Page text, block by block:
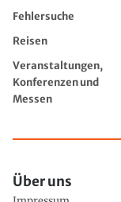
Fehlersuche
Reisen
Veranstaltungen,
Konferenzen und
Messen
Über uns